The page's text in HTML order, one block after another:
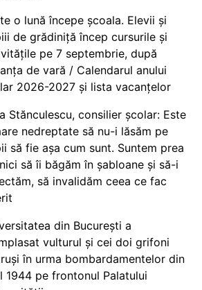
o lună începe școala. Elevii și
de grădiniță încep cursurile și
pe 7 septembrie, după
de vară / Calendarul anului
2026-2027 și lista vacanțelor
Stănculescu, consilier școlar: Este
nedreptate să nu-i lăsăm pe
să fie așa cum sunt. Suntem prea
să îi băgăm în șabloane și să-i
să invalidăm ceea ce fac
din București a
vulturul și cei doi grifoni
în urma bombardamentelor din
1944 pe frontonul Palatului